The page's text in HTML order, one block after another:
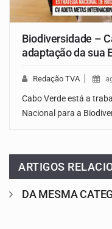
Biodiversidade –
adaptação da sua
Redação TVA
Cabo Verde está a
Nacional para a
ARTIGOS
DA MESMA